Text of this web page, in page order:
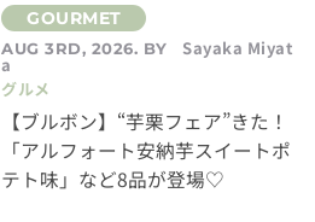
AUG 3RD, 2026. BY Sayaka Miyat
a
グルメ
【ブルボン】“芋栗フェア”きた！
「アルフォート安納芋スイートポ
テト味」など8品が登場♡